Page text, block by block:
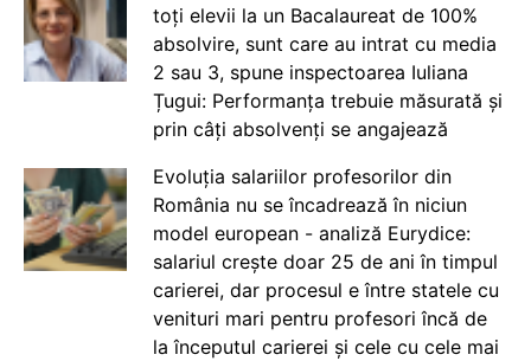
toți elevii la un Bacalaureat de 100%
absolvire, sunt care au intrat cu media
2 sau 3, spune inspectoarea Iuliana
Țugui: Performanța trebuie măsurată și
prin câți absolvenți se angajează
Evoluția salariilor profesorilor din
România nu se încadrează în niciun
model european - analiză Eurydice:
salariul crește doar 25 de ani în timpul
carierei, dar procesul e între statele cu
venituri mari pentru profesori încă de
la începutul carierei și cele cu cele mai